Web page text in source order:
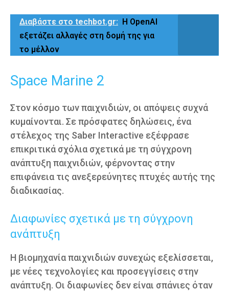
Διαβάστε στο techbot.gr: Η OpenAI
εξετάζει αλλαγές στη δομή της για
το μέλλον
Space Marine 2
Στον κόσμο των παιχνιδιών, οι απόψεις συχνά
κυμαίνονται. Σε πρόσφατες δηλώσεις, ένα
στέλεχος της Saber Interactive εξέφρασε
επικριτικά σχόλια σχετικά με τη σύγχρονη
ανάπτυξη παιχνιδιών, φέρνοντας στην
επιφάνεια τις ανεξερεύνητες πτυχές αυτής της
διαδικασίας.
Διαφωνίες σχετικά με τη σύγχρονη
ανάπτυξη
Η βιομηχανία παιχνιδιών συνεχώς εξελίσσεται,
με νέες τεχνολογίες και προσεγγίσεις στην
ανάπτυξη. Οι διαφωνίες δεν είναι σπάνιες όταν